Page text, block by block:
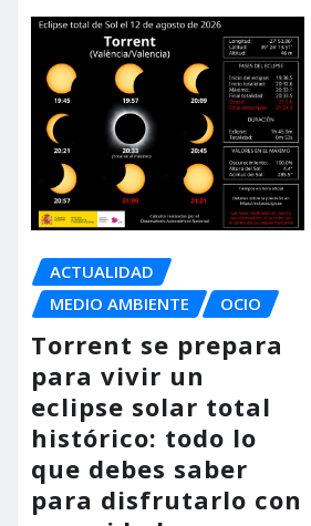
ACTUALIDAD
MEDIO AMBIENTE
OCIO
Torrent se prepara
para vivir un
eclipse solar total
histórico: todo lo
que debes saber
para disfrutarlo con